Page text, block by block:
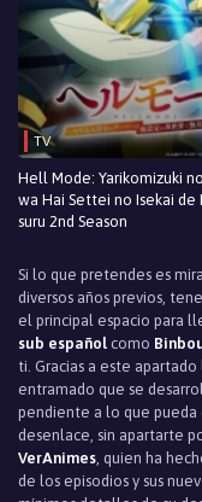
TV
Hell Mode: Yarikomizuki
wa Hai Settei no Isekai de
suru 2nd Season
Si lo que pretendes es
diversos años previos,
el principal espacio para
sub español como
ti. Gracias a este
entramado que se
pendiente a lo que pueda
desenlace, sin apartarte
VerAnimes , quien ha
de los episodios y sus